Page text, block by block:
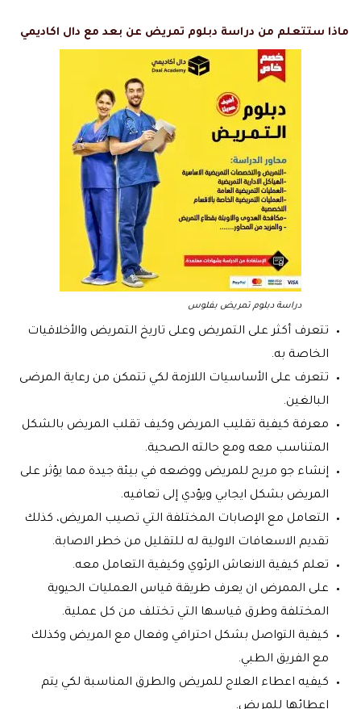
ماذا ستتعلم من دراسة دبلوم تمريض عن بعد مع دال اكاديمي
دراسة دبلوم تمريض بفلوس
تتعرف أكثر على التمريض وعلى تاريخ التمريض والأخلاقيات
الخاصة به.
تتعرف على الأساسيات اللازمة لكي تتمكن من رعاية المرضى
البالغين.
معرفة كيفية تقليب المريض وكيف تقلب المريض بالشكل
المتناسب معه ومع حالته الصحية.
إنشاء جو مريح للمريض ووضعه في بيئة جيدة مما يؤثر على
المريض بشكل ايجابي ويؤدي إلى تعافيه.
التعامل مع الإصابات المختلفة التي تصيب المريض، كذلك
تقديم الاسعافات الاولية له للتقليل من خطر الاصابة.
تعلم كيفية الانعاش الرئوي وكيفية التعامل معه.
على الممرض ان يعرف طريقة قياس العمليات الحيوية
المختلفة وطرق قياسها التي تختلف من كل عملية.
كيفية التواصل بشكل احترافي وفعال مع المريض وكذلك
مع الفريق الطبي.
كيفيه اعطاء العلاج للمريض والطرق المناسبة لكي يتم